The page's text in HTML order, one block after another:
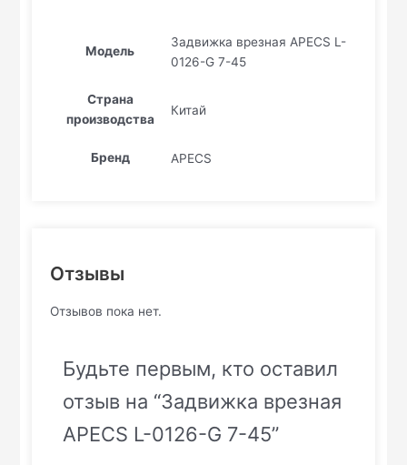
Модель
Задвижка врезная APECS L-
0126-G 7-45
Страна
производства
Китай
Бренд APECS
Отзывы
Отзывов пока нет.
Будьте первым, кто оставил
отзыв на “Задвижка врезная
APECS L-0126-G 7-45”